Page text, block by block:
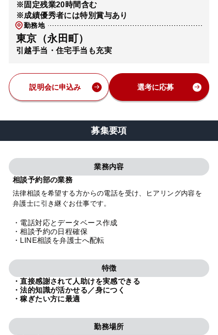
※固定残業20時間含む
※成績優秀者には特別賞与あり
勤務地
東京（永田町）
引越手当・住宅手当も充実
説明会に申込み 選考に応募
募集要項
業務内容
相談予約部の業務
法律相談を希望する方からの電話を受け、ヒアリング内容を
弁護士に引き継ぐお仕事です。
・電話対応とデータベース作成
・相談予約の日程確保
・LINE相談を弁護士へ配転
特徴
・直接感謝されて人助けを実感できる
・法的知識が活かせる／身につく
・稼ぎたい方に最適
勤務場所
アクセス
弁護士・税理士
費用
特設サイト
相談先情報サイト
プライバシーポリシー 利用規約 内部通報
TikTok受賞